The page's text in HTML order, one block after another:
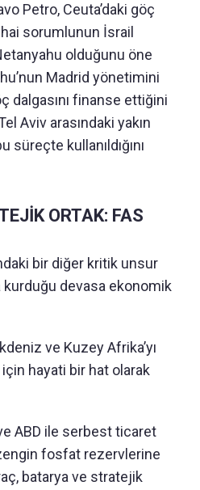
Petro, Ceuta’daki göç
sorumlunun İsrail
olduğunu öne
Madrid yönetimini
dalgasını finanse ettiğini
Aviv arasındaki yakın
kullanıldığını
ORTAK: FAS
bir diğer kritik unsur
kurduğu devasa ekonomik
ve Kuzey Afrika’yı
hayati bir hat olarak
ABD ile serbest ticaret
fosfat rezervlerine
batarya ve stratejik